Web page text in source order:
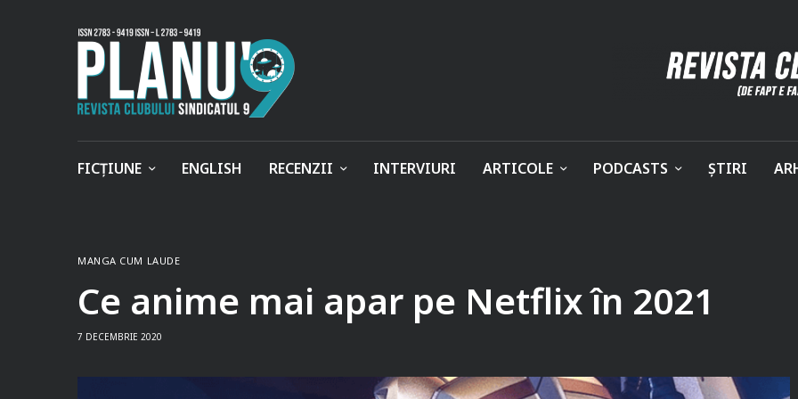
FICȚIUNE ENGLISH RECENZII INTERVIURI ARTICOLE PODCASTS ȘTIRI
MANGA CUM LAUDE
Ce anime mai apar pe Netflix în 2021
7 DECEMBRIE 2020